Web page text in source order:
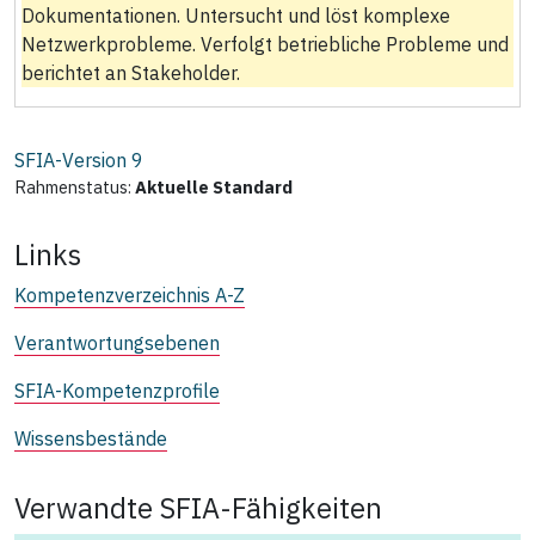
Dokumentationen. Untersucht und löst komplexe
Netzwerkprobleme. Verfolgt betriebliche Probleme und
berichtet an Stakeholder.
SFIA-Version 9
Rahmenstatus: Aktuelle Standard
Links
Kompetenzverzeichnis A-Z
Verantwortungsebenen
SFIA-Kompetenzprofile
Wissensbestände
Verwandte SFIA-Fähigkeiten